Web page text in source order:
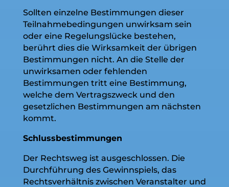
Sollten einzelne Bestimmungen dieser
Teilnahmebedingungen unwirksam sein
oder eine Regelungslücke bestehen,
berührt dies die Wirksamkeit der übrigen
Bestimmungen nicht. An die Stelle der
unwirksamen oder fehlenden
Bestimmungen tritt eine Bestimmung,
welche dem Vertragszweck und den
gesetzlichen Bestimmungen am nächsten
kommt.
Schlussbestimmungen
Der Rechtsweg ist ausgeschlossen. Die
Durchführung des Gewinnspiels, das
Rechtsverhältnis zwischen Veranstalter und